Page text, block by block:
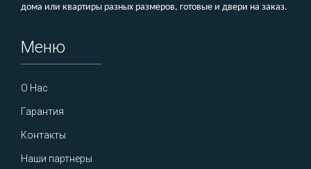
дома или квартиры разных размеров, готовые и двери на заказ.
Меню
О Нас
Гарантия
Контакты
Наши партнеры